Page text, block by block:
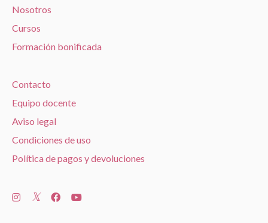
Nosotros
Cursos
Formación bonificada
Contacto
Equipo docente
Aviso legal
Condiciones de uso
Política de pagos y devoluciones